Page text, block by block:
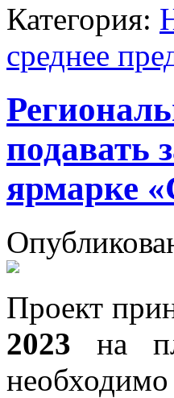
Категория:
среднее
подавать
ярмарке
Проект
2023 на